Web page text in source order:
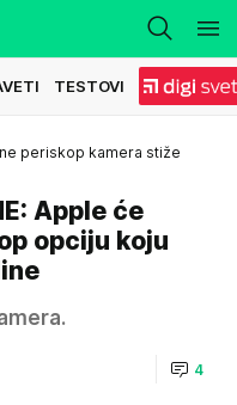
TESTOVI
periskop kamera stiže
Apple će
opciju koju
4